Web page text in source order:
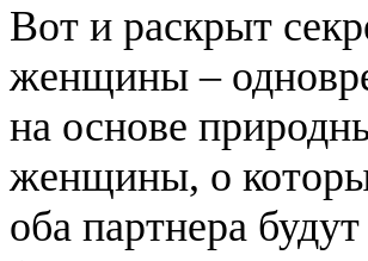
Вот и раскрыт
женщины –
на основе
женщины, о
оба партнера